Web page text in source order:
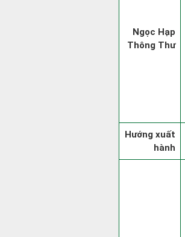
Ngọc Hạp
Thông Thư
Hướng xuất
hành